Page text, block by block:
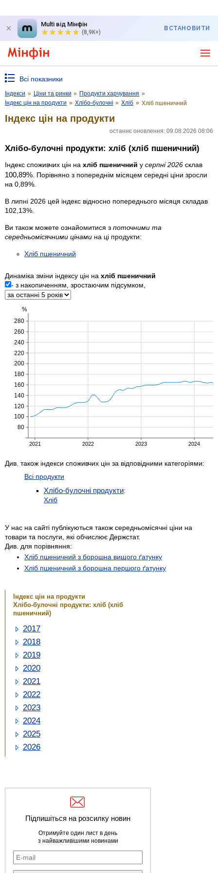
Multi від Мінфін
(8,9K+)
ВСТАНОВИТИ
Всі показники
Індекси » Ціни та ринки » Продукти харчування »
Індекс цін на продукти » Хлібо-булочні » Хліб » Хліб пшеничний
Індекс цін на продукти
останнє оновлення: 09.08.2026 08:06
Хлібо-булочні продукти: хліб (хліб пшеничний)
Індекс споживчих цін на хліб пшеничний у серпні 2026 склав
100,89% . Порівняно з попереднім місяцем середні ціни зросли
на 0,89%.
В липні 2026 цей індекс відносно попереднього місяця складав
102,13%.
Ви також можете ознайомитися з поточними та
середньомісячними цінами на ці продукти:
Хліб пшеничний
Динаміка зміни індексу цін на хліб пшеничний
- з накопиченням, зростаючим підсумком,
Див. також індекси споживчих цін за відповідними категоріями:
Всі продукти
Хлібо-булочні продукти:
Хліб
У нас на сайті публікуються також середньомісячні ціни на
товари та послуги, які обчислює Держстат.
Див. для порівняння:
Хліб пшеничний з борошна вищого ґатунку
Хліб пшеничний з борошна першого ґатунку
Індекс цін на продукти
Хлібо-булочні продукти: хліб (хліб
пшеничний)
2017
2018
2019
2020
2021
2022
2023
2024
2025
2026
Підпишіться на розсилку новин
Отримуйте один лист в день
з найважливішими новинами